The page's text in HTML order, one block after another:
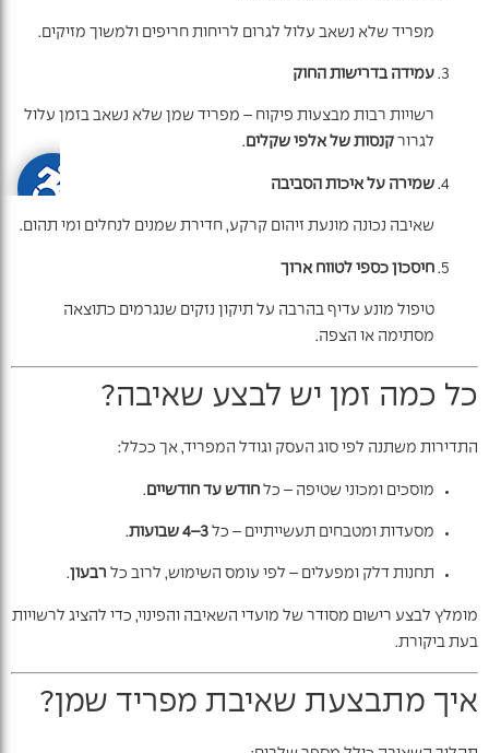
מפריד שלא נשאב עלול לגרום לריחות חריפים ולמשוך מזיקים.
עמידה בדרישות החוק
רשויות רבות מבצעות פיקוח – מפריד שמן שלא נשאב בזמן עלול
לגרור קנסות של אלפי שקלים .
שמירה על איכות הסביבה
שאיבה נכונה מונעת זיהום קרקע, חדירת שמנים לנחלים ומי תהום.
חיסכון כספי לטווח ארוך
טיפול מונע עדיף בהרבה על תיקון נזקים שנגרמים כתוצאה
מסתימה או הצפה.
כל כמה זמן יש לבצע שאיבה?
התדירות משתנה לפי סוג העסק וגודל המפריד, אך ככלל:
מוסכים ומכוני שטיפה – כל חודש עד חודשיים .
מסעדות ומטבחים תעשייתיים – כל 3–4 שבועות .
תחנות דלק ומפעלים – לפי עומס השימוש, לרוב כל רבעון.
מומלץ לבצע רישום מסודר של מועדי השאיבה והפינוי, כדי להציג לרשויות
בעת ביקורת.
איך מתבצעת שאיבת מפריד שמן?